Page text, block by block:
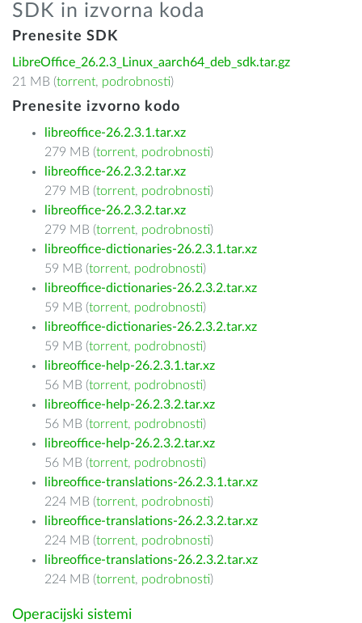
SDK in izvorna koda
Prenesite SDK
LibreOffice_26.2.3_Linux_aarch64_deb_sdk.tar.gz
21 MB (torrent, podrobnosti)
Prenesite izvorno kodo
libreoffice-26.2.3.1.tar.xz
279 MB (torrent, podrobnosti)
libreoffice-26.2.3.2.tar.xz
279 MB (torrent, podrobnosti)
libreoffice-26.2.3.2.tar.xz
279 MB (torrent, podrobnosti)
libreoffice-dictionaries-26.2.3.1.tar.xz
59 MB (torrent, podrobnosti)
libreoffice-dictionaries-26.2.3.2.tar.xz
59 MB (torrent, podrobnosti)
libreoffice-dictionaries-26.2.3.2.tar.xz
59 MB (torrent, podrobnosti)
libreoffice-help-26.2.3.1.tar.xz
56 MB (torrent, podrobnosti)
libreoffice-help-26.2.3.2.tar.xz
56 MB (torrent, podrobnosti)
libreoffice-help-26.2.3.2.tar.xz
56 MB (torrent, podrobnosti)
libreoffice-translations-26.2.3.1.tar.xz
224 MB (torrent, podrobnosti)
libreoffice-translations-26.2.3.2.tar.xz
224 MB (torrent, podrobnosti)
libreoffice-translations-26.2.3.2.tar.xz
224 MB (torrent, podrobnosti)
Operacijski sistemi